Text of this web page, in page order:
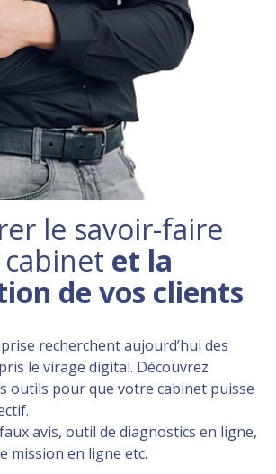
le savoir-faire
et la
de vos clients
recherchent aujourd’hui des
le virage digital. Découvrez
outils pour que votre cabinet puisse
avis, outil de diagnostics en ligne,
mission en ligne etc.